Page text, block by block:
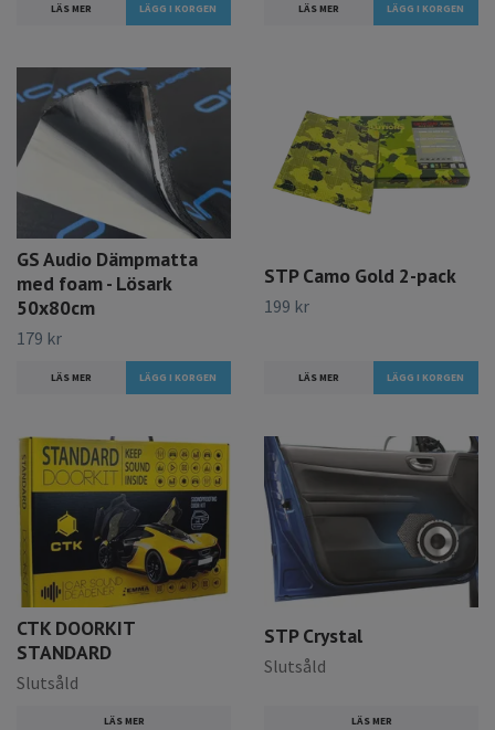
LÄS MER LÄS MER
GS Audio Dämpmatta
med foam - Lösark
50x80cm
179 kr
LÄS MER
STP Camo Gold 2-pack
199 kr
LÄS MER
CTK DOORKIT
STANDARD
Slutsåld
LÄS MER
STP Crystal
Slutsåld
LÄS MER